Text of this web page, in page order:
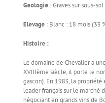
Geologie : Graves sur sous-
Elevage : Blanc : 18 mois (33
Histoire :
Le domaine de Chevalier a
XVIIIème siècle, il porte le
gascon). En 1983, la
leader français sur le marché
négociant en grands vins de